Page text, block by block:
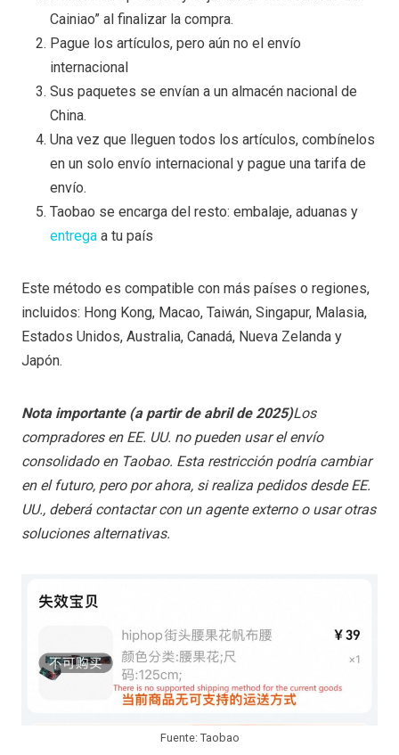
Cainiao” al finalizar la compra.
Pague los artículos, pero aún no el envío
internacional
Sus paquetes se envían a un almacén nacional de
China.
Una vez que lleguen todos los artículos, combínelos
en un solo envío internacional y pague una tarifa de
envío.
Taobao se encarga del resto: embalaje, aduanas y
entrega a tu país
Este método es compatible con más países o regiones,
incluidos: Hong Kong, Macao, Taiwán, Singapur, Malasia,
Estados Unidos, Australia, Canadá, Nueva Zelanda y
Japón.
Nota importante (a partir de abril de 2025)Los
compradores en EE. UU. no pueden usar el envío
consolidado en Taobao. Esta restricción podría cambiar
en el futuro, pero por ahora, si realiza pedidos desde EE.
UU., deberá contactar con un agente externo o usar otras
soluciones alternativas.
Fuente: Taobao